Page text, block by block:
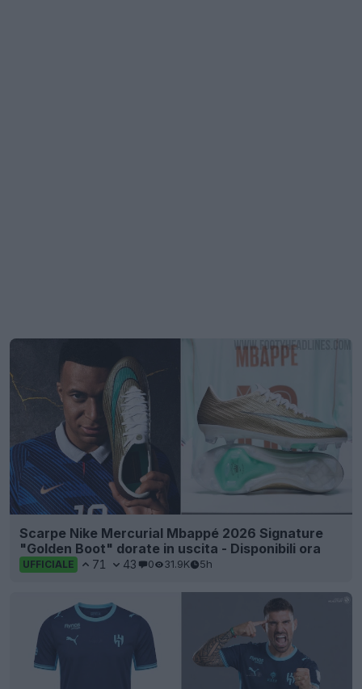
Scarpe Nike Mercurial Mbappé 2026 Signature
"Golden Boot" dorate in uscita - Disponibili ora
UFFICIALE 71 43 0 31.9K 5h